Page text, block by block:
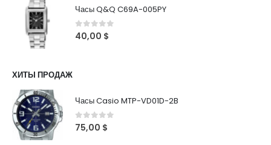
Часы Q&Q C69A-005PY
0 out of 5
40,00 $
ХИТЫ ПРОДАЖ
Часы Casio MTP-VD01D-2B
0out of 5
75,00 $